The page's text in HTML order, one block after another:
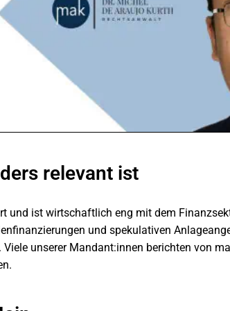
relevant ist
und ist wirtschaftlich eng mit dem
und spekulativen
unserer Mandant:innen berichten von